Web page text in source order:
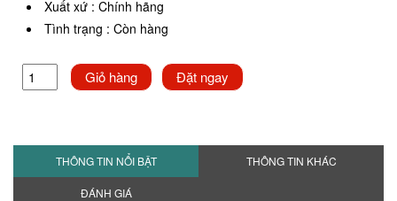
Xuất xứ : Chính hãng
Tình trạng : Còn hàng
Giỏ hàng Đặt ngay
THÔNG TIN NỔI BẬT THÔNG TIN KHÁC
ĐÁNH GIÁ